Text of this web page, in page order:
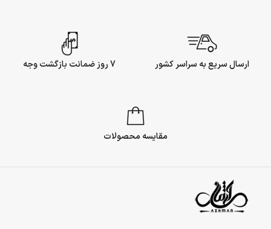
ارسال سریع به سراسر کشور 7 روز ضمانت بازگشت وجه
مقایسه محصولات